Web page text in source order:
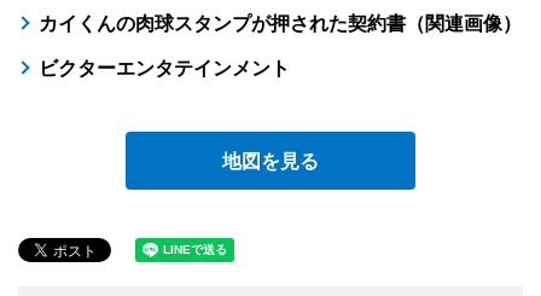
カイくんの肉球スタンプが押された契約書（関連画像）
ビクターエンタテインメント
地図を見る